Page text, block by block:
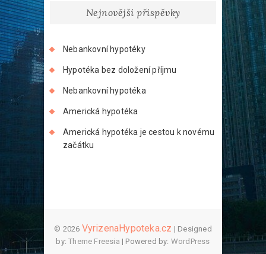
Nejnovější příspěvky
Nebankovní hypotéky
Hypotéka bez doložení příjmu
Nebankovní hypotéka
Americká hypotéka
Americká hypotéka je cestou k novému
začátku
© 2026 VyrizenaHypoteka.cz | Designed
by:Theme Freesia | Powered by: WordPress